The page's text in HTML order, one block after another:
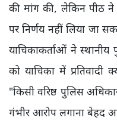
की मांग की, लेकिन पीठ
पर निर्णय नहीं लिया जा
याचिकाकर्ताओं ने
को याचिका में प्रतिवादी
"किसी वरिष्ठ पुलिस
गंभीर आरोप लगाना बेहद